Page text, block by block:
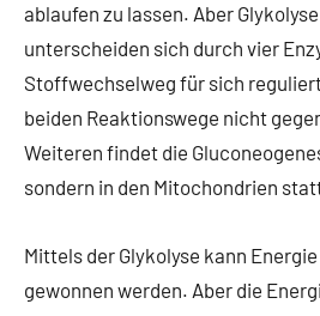
ablaufen zu lassen. Aber
unterscheiden sich durch vier
Stoffwechselweg für sich
beiden Reaktionswege nicht
Weiteren findet die
sondern in den Mitochondrien
Mittels der Glykolyse kann
gewonnen werden. Aber die